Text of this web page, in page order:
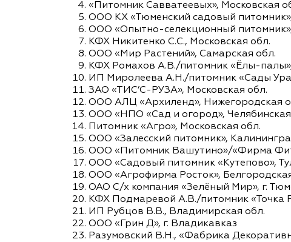
«Питомник Савватеевых», Московская
ООО КХ «Тюменский садовый
ООО «Опытно-селекционный питомник»,
КФХ Никитенко С.С., Московская обл.
ООО «Мир Растений», Самарская обл.
КФХ Ромахов А.В./питомник «Ёлы-
ИП Миролеева А.Н./питомник «Сады
ЗАО «ТИС’С-РУЗА», Московская обл.
ООО АЛЦ «Архиленд», Нижегородская
ООО «НПО «Сад и огород», Челябинская
Питомник «Агро», Московская обл.
ООО «Залесский питомник»,
ООО «Питомник Вашутино»/«Фирма
ООО «Садовый питомник «Кутепово»,
ООО «Агрофирма Росток»,
ОАО С/х компания «Зелёный Мир», г.
КФХ Подмаревой А.В./питомник «Точка
ИП Рубцов В.В., Владимирская обл.
ООО «Грин Д», г. Владикавказ
Разумовский В.Н., «Фабрика